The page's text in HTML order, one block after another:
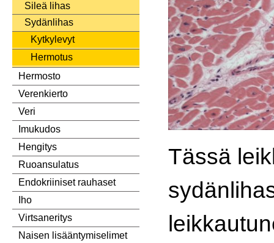
Sileä lihas
Sydänlihas
Kytkylevyt
Hermotus
Hermosto
Verenkierto
Veri
Imukudos
Hengitys
Ruoansulatus
Endokriiniset rauhaset
Iho
Virtsaneritys
Naisen lisääntymiselimet
Tässä